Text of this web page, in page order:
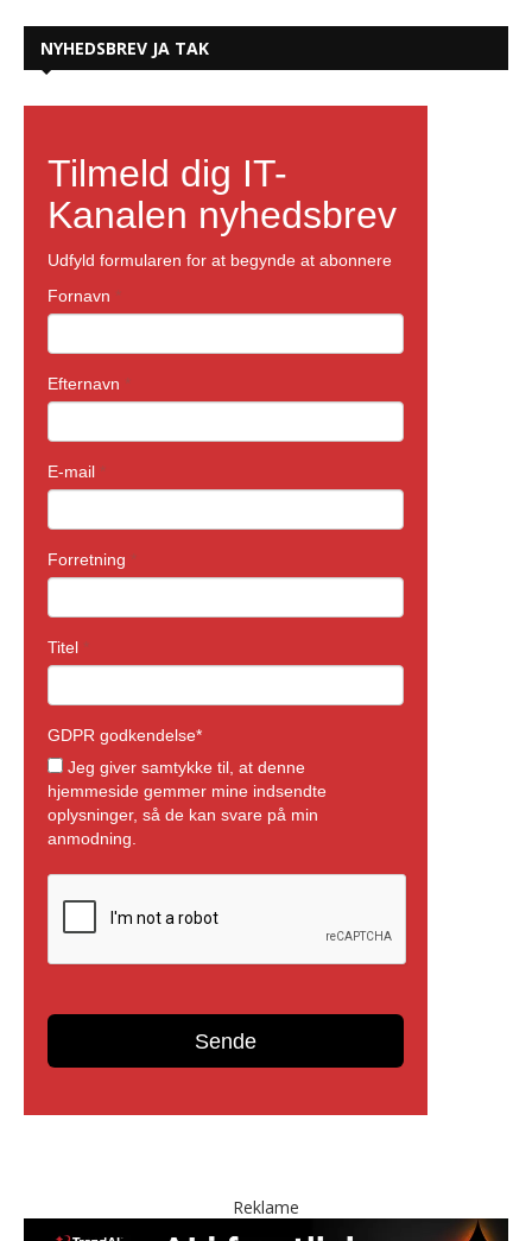
NYHEDSBREV JA TAK
Reklame